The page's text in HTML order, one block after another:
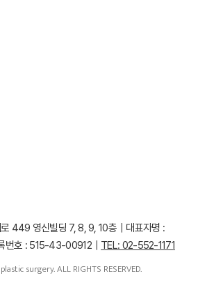
449 영신빌딩 7, 8, 9, 10층｜대표자명 :
번호 : 515-43-00912｜ TEL: 02-552-1171
surgery. ALL RIGHTS RESERVED.